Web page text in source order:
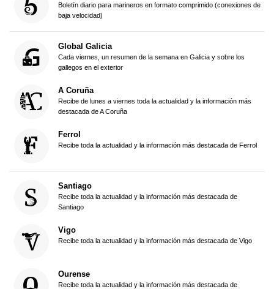
Boletín diario para marineros en formato comprimido (conexiones de
baja velocidad)
Global Galicia
Cada viernes, un resumen de la semana en Galicia y sobre los
gallegos en el exterior
A Coruña
Recibe de lunes a viernes toda la actualidad y la información más
destacada de A Coruña
Ferrol
Recibe toda la actualidad y la información más destacada de Ferrol
Santiago
Recibe toda la actualidad y la información más destacada de
Santiago
Vigo
Recibe toda la actualidad y la información más destacada de Vigo
Ourense
Recibe toda la actualidad y la información más destacada de